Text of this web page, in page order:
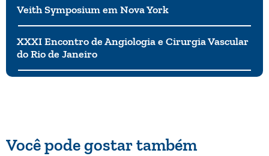
Veith Symposium em Nova York
XXXI Encontro de Angiologia e Cirurgia Vascular
do Rio de Janeiro
Você pode gostar também